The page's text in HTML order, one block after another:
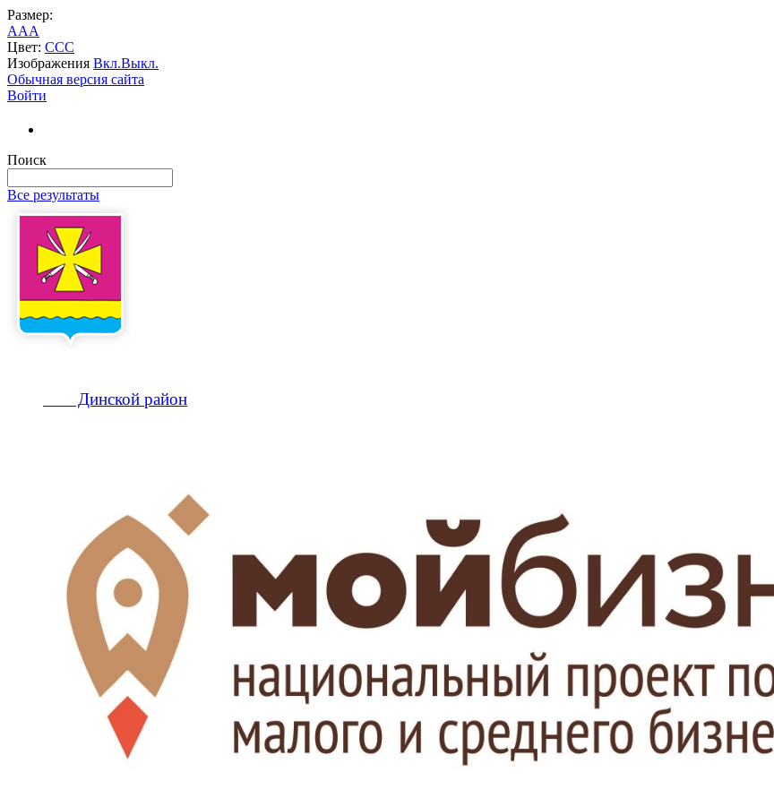
Размер:
AAA
Цвет: CCC
Изображения Вкл.Выкл.
Обычная версия сайта
Войти
Поиск
Все результаты
Динской район